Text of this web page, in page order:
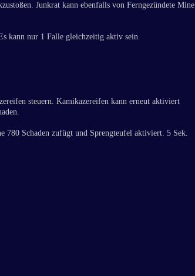
Junkrat kann ebenfalls von Ferngezündete Mine
kann nur 1 Falle gleichzeitig aktiv sein.
steuern. Kamikazereifen kann erneut aktiviert
780 Schaden zufügt und Sprengteufel aktiviert. 5 Sek.